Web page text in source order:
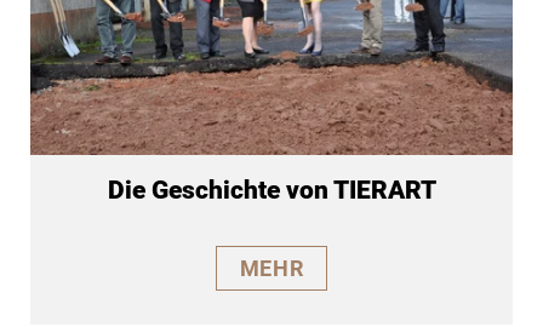
Die Geschichte von TIERART
MEHR